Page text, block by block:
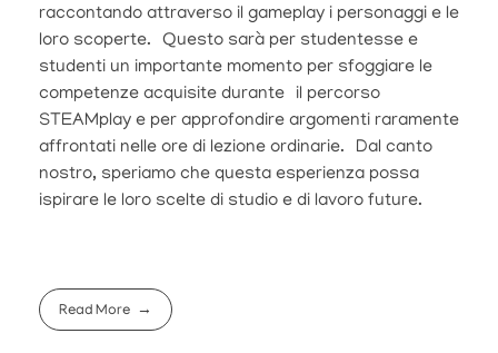
raccontando attraverso il gameplay i personaggi e le
loro scoperte. Questo sarà per studentesse e
studenti un importante momento per sfoggiare le
competenze acquisite durante il percorso
STEAMplay e per approfondire argomenti raramente
affrontati nelle ore di lezione ordinarie. Dal canto
nostro, speriamo che questa esperienza possa
ispirare le loro scelte di studio e di lavoro future.
Read More